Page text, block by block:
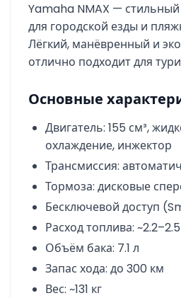
Yamaha NMAX —
для городской езды и
Лёгкий, манёвренный и
отлично подходит для
Основные
Двигатель: 155 см³,
охлаждение, инжектор
Трансмиссия:
Тормоза: дисковые
Бесключевой доступ
Расход топлива:
Объём бака: 7.1 л
Запас хода: до 300 км
Вес: ~131 кг